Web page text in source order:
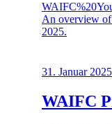
An overview of
2025.
31. Januar 2025
WAIFC